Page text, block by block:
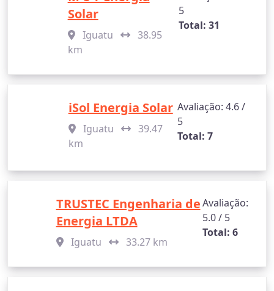
Solar
Iguatu
38.95
km
5
Total: 31
iSol Energia Solar
Iguatu
39.47
km
Avaliação: 4.6 /
5
Total: 7
TRUSTEC Engenharia de
Energia LTDA
Iguatu 33.27 km
Avaliação:
5.0 / 5
Total: 6